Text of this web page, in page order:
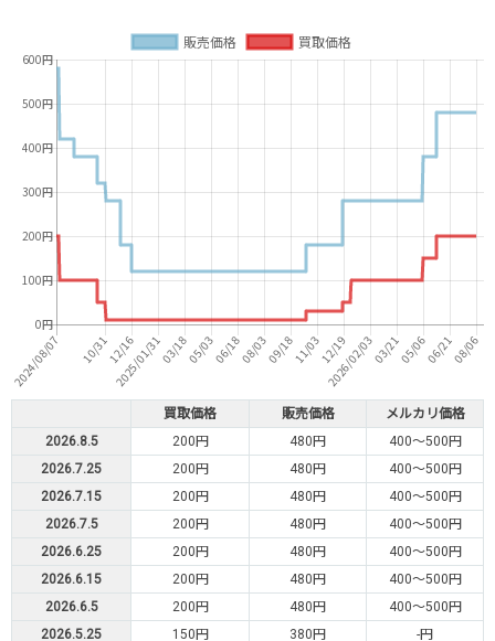
買取価格 販売価格
メルカリ価格
2026.8.5
200円 480円
400～500円
2026.7.25
200円 480円
400～500円
2026.7.15
200円 480円
400～500円
2026.7.5
200円 480円
400～500円
2026.6.25
200円 480円
400～500円
2026.6.15
200円 480円
400～500円
2026.6.5
200円 480円
400～500円
2026.5.25
150円 380円
-円